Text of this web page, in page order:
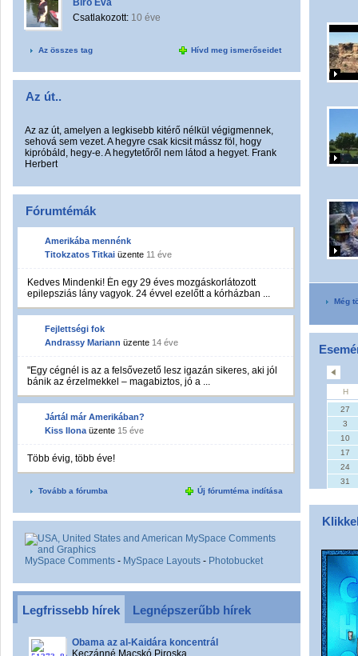
Biro Eva
Csatlakozott: 10 éve
Az összes tag Hívd meg ismerőseidet
Az út..
Az az út, amelyen a legkisebb kitérő nélkül végigmennek,
sehová sem vezet. A hegyre csak kicsit mássz föl, hogy
kipróbáld, hegy-e. A hegytetőről nem látod a hegyet. Frank
Herbert
Fórumtémák
Amerikába mennénk
Titokzatos Titkai üzente 11 éve
Kedves Mindenki! Én egy 29 éves mozgáskorlátozott
epilepsziás lány vagyok. 24 évvel ezelőtt a kórházban ...
Fejlettségi fok
Andrassy Mariann üzente 14 éve
"Egy cégnél is az a felsővezető lesz igazán sikeres, aki jól
bánik az érzelmekkel – magabiztos, jó a ...
Jártál már Amerikában?
Kiss Ilona üzente 15 éve
Több évig, több éve!
Tovább a fórumba Új fórumtéma indítása
MySpace Comments - MySpace Layouts - Photobucket
Legfrissebb hírek Legnépszerűbb hírek
Obama az al-Kaidára koncentrál
Keczánné Macskó Piroska
Még
H
27
3
10
17
24
31